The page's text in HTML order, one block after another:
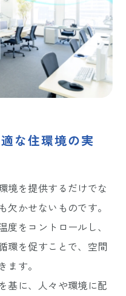
な住環境の実
境を提供するだけでな
欠かせないものです。
をコントロールし、
環を促すことで、空間
す。
基に、人々や環境に配